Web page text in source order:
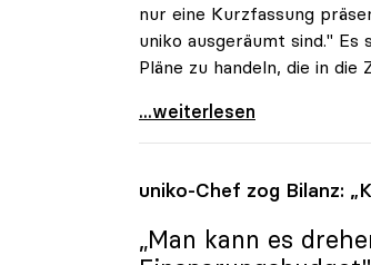
nur eine Kurzfassung
uniko ausgeräumt sind."
Pläne zu handeln, die in
uniko:
...weiterlesen
uniko-Chef zog Bilanz:
„Man kann es